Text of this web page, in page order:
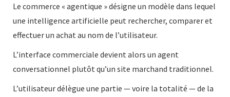
Le commerce « agentique » désigne un modèle dans lequel
une intelligence artificielle peut rechercher, comparer et
effectuer un achat au nom de l’utilisateur.
L’interface commerciale devient alors un agent
conversationnel plutôt qu’un site marchand traditionnel.
L’utilisateur délègue une partie — voire la totalité — de la